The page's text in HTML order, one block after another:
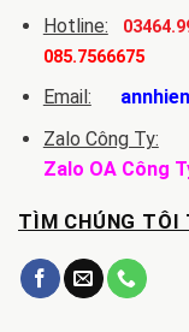
Hotline:
085.7566675
Email:
Zalo Công Ty:
Zalo OA Công
TÌM CHÚNG TÔI